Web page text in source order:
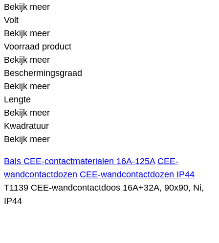
Bekijk meer
Volt
Bekijk meer
Voorraad product
Bekijk meer
Beschermingsgraad
Bekijk meer
Lengte
Bekijk meer
Kwadratuur
Bekijk meer
Bals CEE-contactmaterialen 16A-125A CEE-
wandcontactdozen CEE-wandcontactdozen IP44
T1139 CEE-wandcontactdoos 16A+32A, 90x90, Ni,
IP44